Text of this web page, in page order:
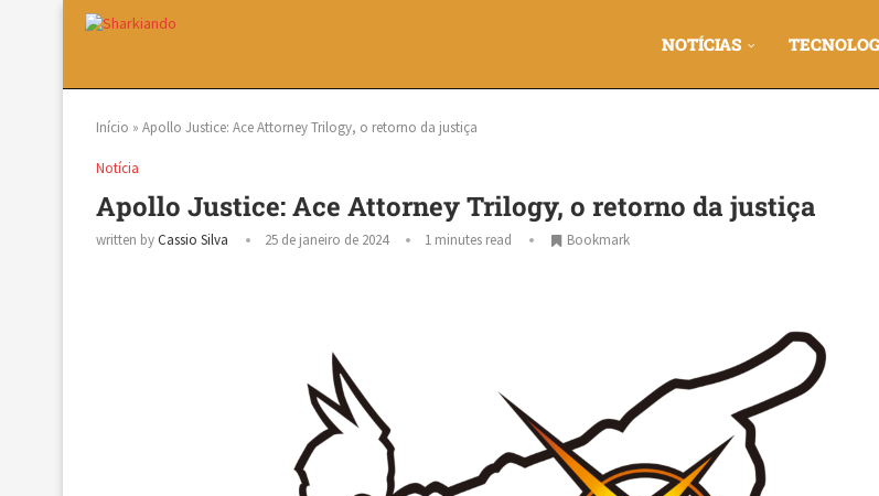
NOTÍCIAS
Início » Apollo Justice: Ace Attorney Trilogy, o retorno da justiça
Notícia
Apollo Justice: Ace Attorney Trilogy, o retorno da justiça
written byCassio Silva 25 de janeiro de 2024 1 minutes read Bookmark